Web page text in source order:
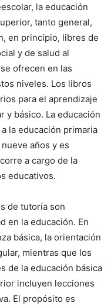
la educación
tanto general,
en principio, libres de
y de salud al
ofrecen en las
niveles. Los libros
para el aprendizaje
y básico. La educación
la educación primaria
años y es
a cargo de la
educativos.
de tutoría son
en la educación. En
básica, la orientación
mientras que los
de la educación básica
incluyen lecciones
El propósito es